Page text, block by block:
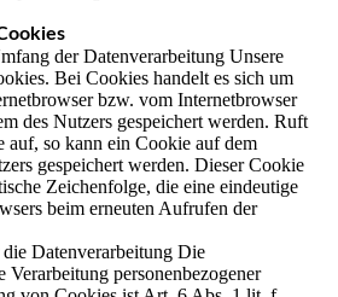
der Datenverarbeitung Unsere
Bei Cookies handelt es sich um
bzw. vom Internetbrowser
des Nutzers gespeichert werden. Ruft
auf, so kann ein Cookie auf dem
gespeichert werden. Dieser Cookie
Zeichenfolge, die eine eindeutige
beim erneuten Aufrufen der
Datenverarbeitung Die
Verarbeitung personenbezogener